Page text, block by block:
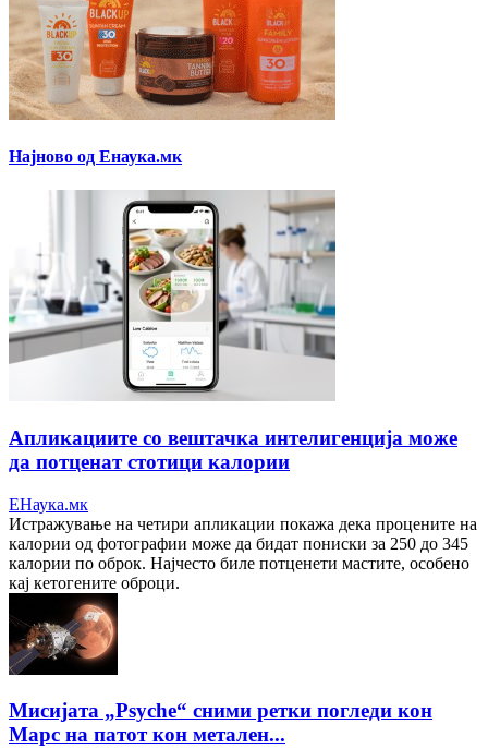
Најново од Енаука.мк
Апликациите со вештачка интелигенција може
да потценат стотици калории
ЕНаука.мк
Истражување на четири апликации покажа дека процените на
калории од фотографии може да бидат пониски за 250 до 345
калории по оброк. Најчесто биле потценети мастите, особено
кај кетогените оброци.
Мисијата „Psyche“ сними ретки погледи кон
Марс на патот кон метален...